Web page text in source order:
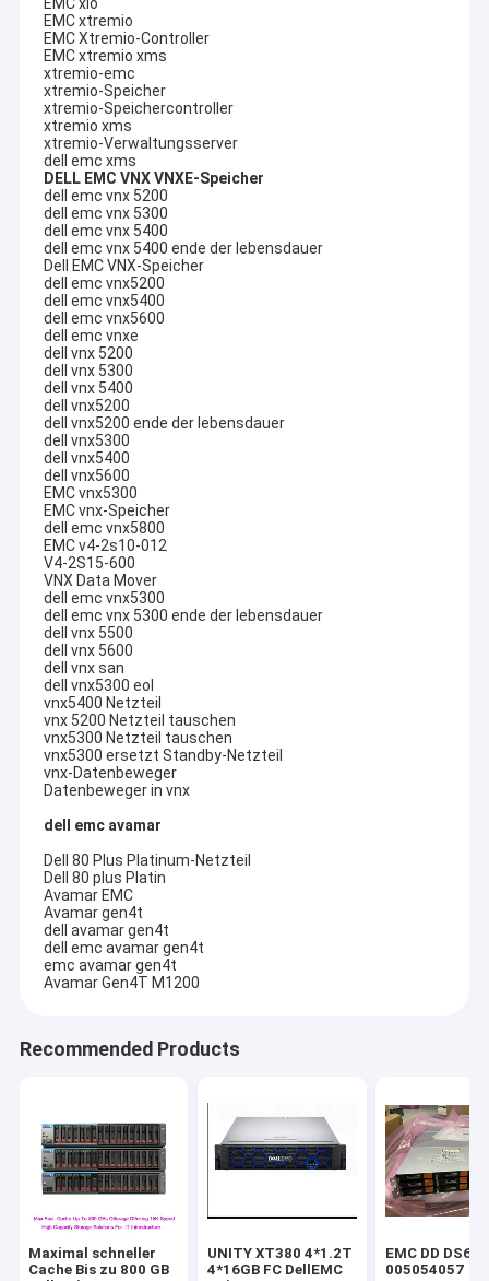
EMC xio
EMC xtremio
EMC Xtremio-Controller
EMC xtremio xms
xtremio-emc
xtremio-Speicher
xtremio-Speichercontroller
xtremio xms
xtremio-Verwaltungsserver
dell emc xms
DELL EMC VNX VNXE-Speicher
dell emc vnx 5200
dell emc vnx 5300
dell emc vnx 5400
dell emc vnx 5400 ende der lebensdauer
Dell EMC VNX-Speicher
dell emc vnx5200
dell emc vnx5400
dell emc vnx5600
dell emc vnxe
dell vnx 5200
dell vnx 5300
dell vnx 5400
dell vnx5200
dell vnx5200 ende der lebensdauer
dell vnx5300
dell vnx5400
dell vnx5600
EMC vnx5300
EMC vnx-Speicher
dell emc vnx5800
EMC v4-2s10-012
V4-2S15-600
VNX Data Mover
dell emc vnx5300
dell emc vnx 5300 ende der lebensdauer
dell vnx 5500
dell vnx 5600
dell vnx san
dell vnx5300 eol
vnx5400 Netzteil
vnx 5200 Netzteil tauschen
vnx5300 Netzteil tauschen
vnx5300 ersetzt Standby-Netzteil
vnx-Datenbeweger
Datenbeweger in vnx
dell emc avamar
Dell 80 Plus Platinum-Netzteil
Dell 80 plus Platin
Avamar EMC
Avamar gen4t
dell avamar gen4t
dell emc avamar gen4t
emc avamar gen4t
Avamar Gen4T M1200
Recommended Products
Maximal schneller
Cache Bis zu 800 GB
UNITY XT380 4*1.2T
4*16GB FC DellEMC
EMC DD DS60
005054057